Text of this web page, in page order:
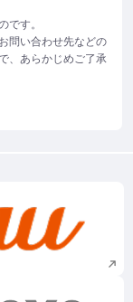
す。
問い合わせ先などの
、あらかじめご了承
新規ウィンドウで